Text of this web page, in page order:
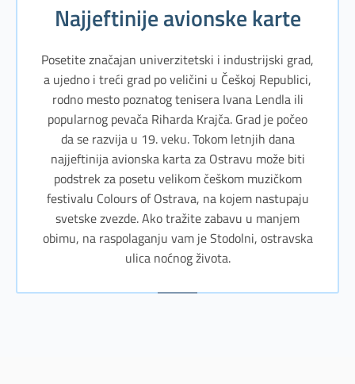
Najjeftinije avionske karte
Posetite značajan univerzitetski i industrijski grad,
a ujedno i treći grad po veličini u Češkoj Republici,
rodno mesto poznatog tenisera Ivana Lendla ili
popularnog pevača Riharda Krajča. Grad je počeo
da se razvija u 19. veku. Tokom letnjih dana
najjeftinija avionska karta za Ostravu može biti
podstrek za posetu velikom češkom muzičkom
festivalu Colours of Ostrava, na kojem nastupaju
svetske zvezde. Ako tražite zabavu u manjem
obimu, na raspolaganju vam je Stodolni, ostravska
ulica noćnog života.